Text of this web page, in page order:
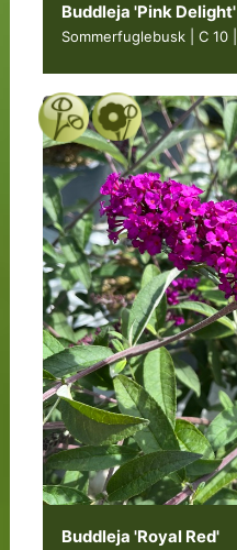
Buddleja 'Pink Delight'
Sommerfuglebusk | C 10
Buddleja 'Royal Red'